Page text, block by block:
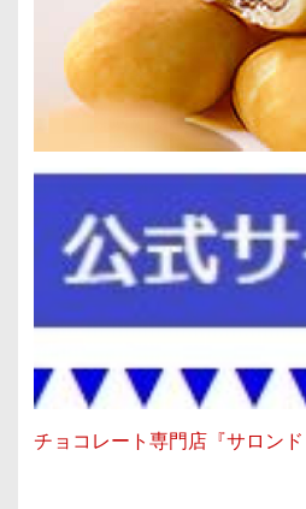
チョコレート専門店『サロンド